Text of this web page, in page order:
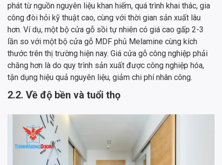
phát từ nguồn nguyên liệu khan hiếm, quá trình khai thác, gia
công đòi hỏi kỹ thuật cao, cùng với thời gian sản xuất lâu
hơn. Ví dụ, một bộ cửa gỗ sồi tự nhiên có giá cao gấp 2-3
lần so với một bộ cửa gỗ MDF phủ Melamine cùng kích
thước trên thị trường hiện nay. Giá cửa gỗ công nghiệp phải
chăng hơn là do quy trình sản xuất được công nghiệp hóa,
tận dụng hiệu quả nguyên liệu, giảm chi phí nhân công.
2.2. Về độ bền và tuổi thọ